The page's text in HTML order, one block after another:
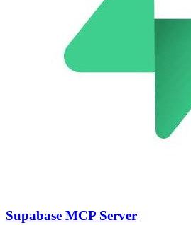
Supabase MCP Server